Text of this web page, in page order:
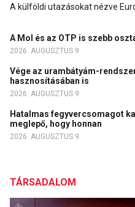
A külföldi utazásokat nézve
A Mol és az OTP is szebb
2026. AUGUSZTUS 9.
Vége az urambátyám-
hasznosításában is
2026. AUGUSZTUS 9.
Hatalmas fegyvercsomagot
meglepő, hogy honnan
2026. AUGUSZTUS 9.
TÁRSADALOM